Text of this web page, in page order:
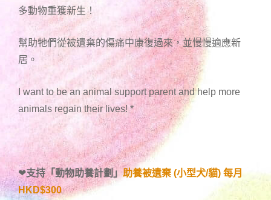
多動物重獲新生！
幫助牠們從被遺棄的傷痛中康復過來，並慢慢適應新
居。
I want to be an animal support parent and help more
animals regain their lives!*
❤支持「動物助養計劃 」助養被遺棄 (小型犬/貓) 每月
HKD$300